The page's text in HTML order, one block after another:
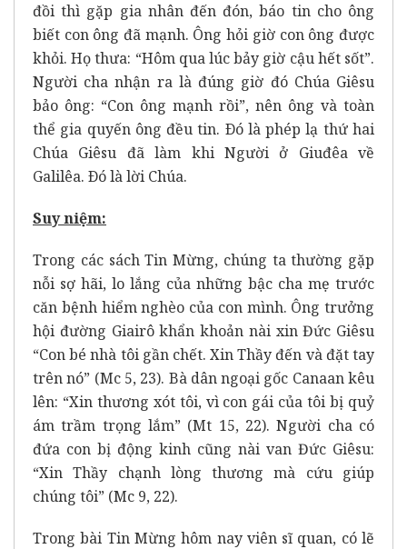
đồi thì gặp gia nhân đến đón, báo tin cho ông
biết con ông đã mạnh. Ông hỏi giờ con ông được
khỏi. Họ thưa: “Hôm qua lúc bảy giờ cậu hết sốt”.
Người cha nhận ra là đúng giờ đó Chúa Giêsu
bảo ông: “Con ông mạnh rồi”, nên ông và toàn
thể gia quyến ông đều tin. Ðó là phép lạ thứ hai
Chúa Giêsu đã làm khi Người ở Giuđêa về
Galilêa. Ðó là lời Chúa.
Suy niệm:
Trong các sách Tin Mừng, chúng ta thường gặp
nỗi sợ hãi, lo lắng của những bậc cha mẹ trước
căn bệnh hiểm nghèo của con mình. Ông trưởng
hội đường Giairô khẩn khoản nài xin Đức Giêsu
“Con bé nhà tôi gần chết. Xin Thầy đến và đặt tay
trên nó” (Mc 5, 23). Bà dân ngoại gốc Canaan kêu
lên: “Xin thương xót tôi, vì con gái của tôi bị quỷ
ám trầm trọng lắm” (Mt 15, 22). Người cha có
đứa con bị động kinh cũng nài van Đức Giêsu:
“Xin Thầy chạnh lòng thương mà cứu giúp
chúng tôi” (Mc 9, 22).
Trong bài Tin Mừng hôm nay viên sĩ quan, có lẽ